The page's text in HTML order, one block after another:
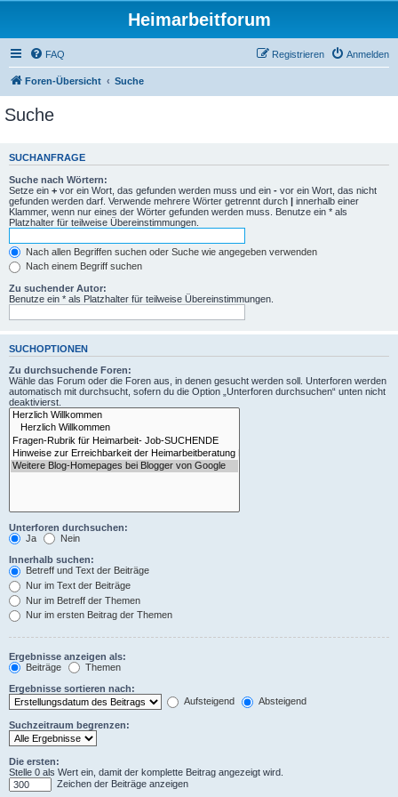
Heimarbeitforum
FAQ Anmelden
Registrieren
Foren-Übersicht Suche
Suche
SUCHANFRAGE
Suche nach Wörtern:
Setze ein + vor ein Wort, das gefunden werden muss und ein - vor ein Wort, das nicht
gefunden werden darf. Verwende mehrere Wörter getrennt durch | innerhalb einer
Klammer, wenn nur eines der Wörter gefunden werden muss. Benutze ein * als
Platzhalter für teilweise Übereinstimmungen.
Nach allen Begriffen suchen oder Suche wie angegeben verwenden
Nach einem Begriff suchen
Zu suchender Autor:
Benutze ein * als Platzhalter für teilweise Übereinstimmungen.
SUCHOPTIONEN
Zu durchsuchende Foren:
Wähle das Forum oder die Foren aus, in denen gesucht werden soll. Unterforen werden
automatisch mit durchsucht, sofern du die Option „Unterforen durchsuchen“ unten nicht
deaktivierst.
Unterforen durchsuchen:
Ja
Nein
Innerhalb suchen:
Betreff und Text der Beiträge
Nur im Text der Beiträge
Nur im Betreff der Themen
Nur im ersten Beitrag der Themen
Ergebnisse anzeigen als:
Beiträge
Themen
Ergebnisse sortieren nach:
Aufsteigend
Absteigend
Suchzeitraum begrenzen:
Die ersten:
Stelle 0 als Wert ein, damit der komplette Beitrag angezeigt wird.
Zeichen der Beiträge anzeigen